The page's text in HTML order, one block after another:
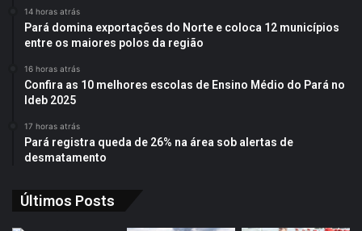
14 horas atrás
Pará domina exportações do Norte e coloca 12 municípios
entre os maiores polos da região
16 horas atrás
Confira as 10 melhores escolas de Ensino Médio do Pará no
Ideb 2025
17 horas atrás
Pará registra queda de 26% na área sob alertas de
desmatamento
Últimos Posts